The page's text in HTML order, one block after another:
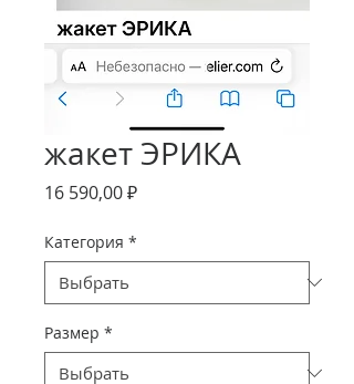
жакет ЭРИКА
16 590,00 ₽Цена
Категория *
Размер *